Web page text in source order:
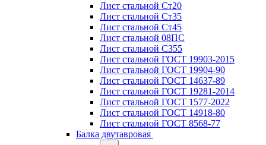
Лист стальной Ст20
Лист стальной Ст35
Лист стальной Ст45
Лист стальной 08ПС
Лист стальной С355
Лист стальной ГОСТ 19903-2015
Лист стальной ГОСТ 19904-90
Лист стальной ГОСТ 14637-89
Лист стальной ГОСТ 19281-2014
Лист стальной ГОСТ 1577-2022
Лист стальной ГОСТ 14918-80
Лист стальной ГОСТ 8568-77
Балка двутавровая